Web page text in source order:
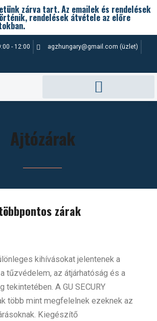
zárva tart. Az emailek és rendelések
rendelések átvétele az előre
- 12:00
agzhungary@gmail.com (üzlet)
Ajtózárak
többpontos zárak
kihívásokat jelentenek a
tűzvédelem, az átjárhatóság és a
tekintetében. A GU SECURY
több mint megfelelnek ezeknek az
Kiegészítő